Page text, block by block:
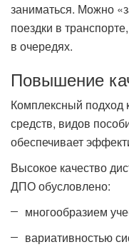
заниматься. Можно
поездки в
в очередях.
Повышение
Комплексный подход
средств, видов
обеспечивает
Высокое качество
ДПО обусловлено:
многообразием
вариативностью